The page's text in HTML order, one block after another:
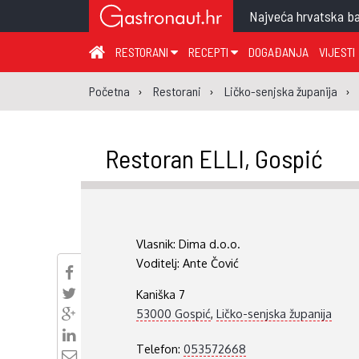
Najveća hrvatska
RESTORANI
ZAGREB I ZAGREBAČKA ŽUPANIJA
MEĐIMURSKA ŽUPANIJA
KOPRIVNIČKO-KRIŽEVAČKA ŽUPANIJA
PRIMORSKO-GORANSKA ŽUPANIJA
BRODSKO-POSAVSKA ŽUPANIJA
VUKOVARSKO-SRIJEMSKA ŽUPANIJA
RECEPTI
JUHA
GLAVNO JELO
SALATA
PIZZA
DOGAĐANJA VIJESTI
Početna Restorani Ličko-senjska županija
Restoran ELLI, Gospić
Vlasnik: Dima d.o.o.
Voditelj: Ante Čović
Kaniška 7
53000 Gospić, Ličko-senjska županija
Telefon: 053572668